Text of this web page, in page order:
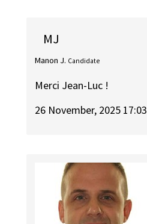
MJ
Manon J. Candidate
Merci Jean-Luc !
26 November, 2025 17:03